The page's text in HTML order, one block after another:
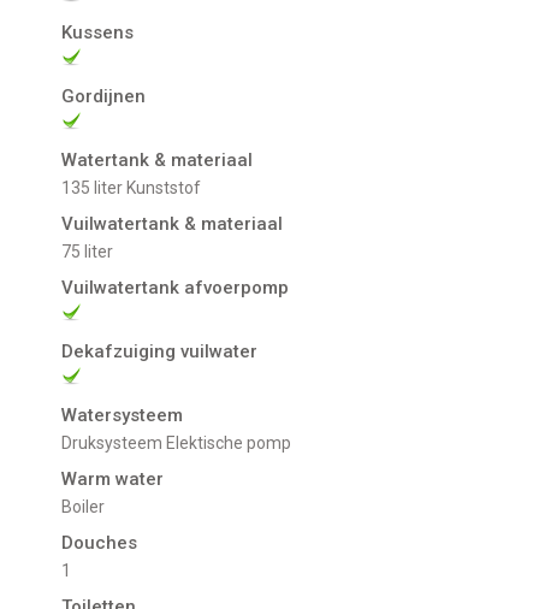
Kussens
Gordijnen
Watertank & materiaal
135 liter Kunststof
Vuilwatertank & materiaal
75 liter
Vuilwatertank afvoerpomp
Dekafzuiging vuilwater
Watersysteem
Druksysteem Elektische pomp
Warm water
Boiler
Douches
1